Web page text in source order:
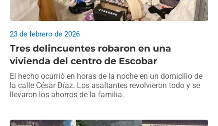
Tres delincuentes robaron en una
vivienda del centro de Escobar
23 de febrero de 2026
El hecho ocurrió en horas de la noche en un domicilio de
la calle César Díaz. Los asaltantes revolvieron todo y se
llevaron los ahorros de la familia.